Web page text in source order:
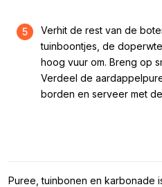
5
Verhit de rest van de
tuinboontjes, de
hoog vuur om. Breng op
Verdeel de
borden en serveer met
Puree, tuinbonen en karbonade